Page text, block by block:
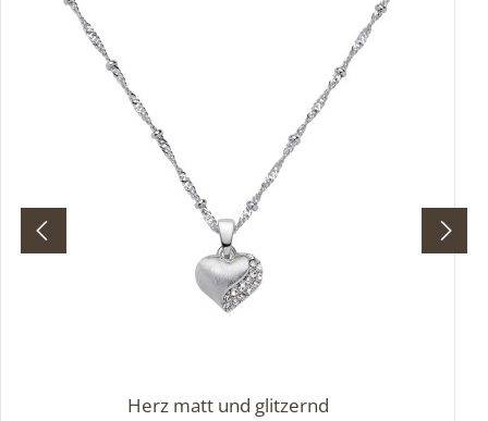
optisch ein Highlight, sondern auch besonders
langlebig und hautfreundlich. Ein funkelndes
Statement für alle, die das Besondere lieben –
sonnig, stark und stilvoll.
Herz matt und glitzernd